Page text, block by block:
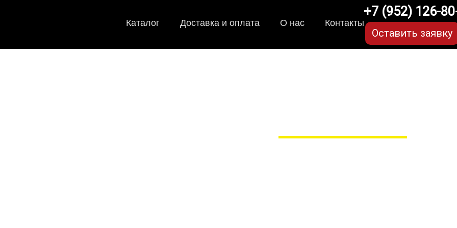
Каталог Доставка и оплата О нас Контакты
+7 (952) 126-
Оставить заявку